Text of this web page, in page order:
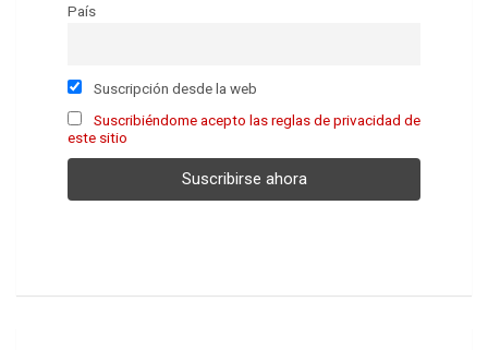
País
Suscripción desde la web
Suscribiéndome acepto las reglas de privacidad de
este sitio